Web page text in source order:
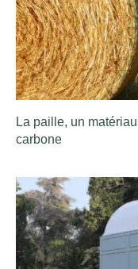
La paille, un
carbone